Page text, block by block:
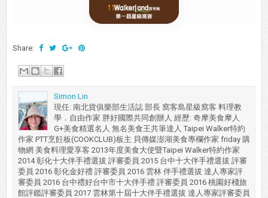
Share:
Simon Lin
現任: 南北貨俱樂部生活誌 部長 窩客島星級窩客 料理教
學．自由作家 胖好國際共同創辦人 經歷: 奇摩美食摩人
G+美食精選名人 無名美食王共筆達人 Taipei Walker特約
作家 PTT烹飪板(COOKCLUB)板主 貝傳媒澎湖美食專欄作家 friday 購
物網 美食料理愛享客 2013年度美食大使暨Taipei Walker特約作家
2014 彰化十大伴手禮選拔 評審委員 2015 台中十大伴手禮選拔 評審
委員 2016 彰化金好禮 評審委員 2016 雲林 伴手禮選拔 達人專家評
審委員 2016 台中禮好台中市十大伴手禮 評審委員 2016 桃園好棧旅
館評鑑評審委員 2017 雲林第十屆十大伴手禮選拔 達人專家評審委員